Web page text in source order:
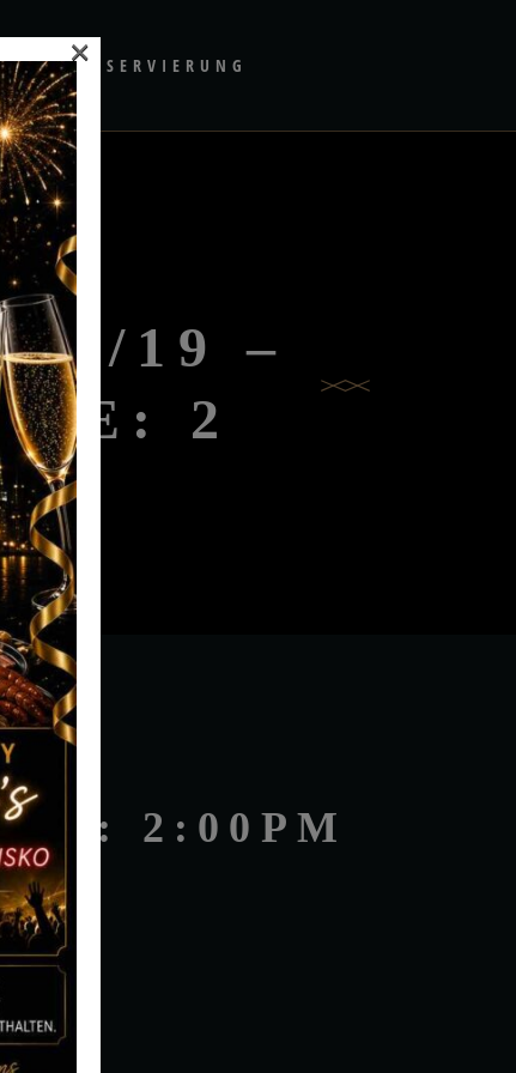
RESERVIERUNG
19 –
2
2:00PM
×